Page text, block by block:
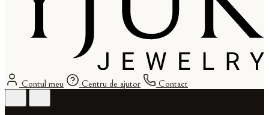
Contul meu Centru de ajutor Contact